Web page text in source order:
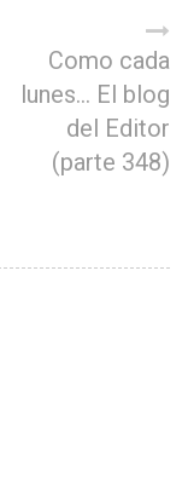
Como cada
lunes… El blog
del Editor
(parte 348)